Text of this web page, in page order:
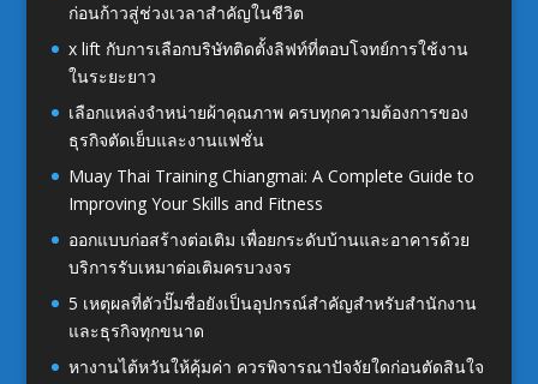
ก่อนก้าวสู่ช่วงเวลาสำคัญในชีวิต
x lift กับการเลือกบริษัทติดตั้งลิฟท์ที่ตอบโจทย์การใช้งาน
ในระยะยาว
เลือกแหล่งจำหน่ายผ้าคุณภาพ ครบทุกความต้องการของ
ธุรกิจตัดเย็บและงานแฟชั่น
Muay Thai Training Chiangmai: A Complete Guide to
Improving Your Skills and Fitness
ออกแบบก่อสร้างต่อเติม เพื่อยกระดับบ้านและอาคารด้วย
บริการรับเหมาต่อเติมครบวงจร
5 เหตุผลที่ตัวปั๊มชื่อยังเป็นอุปกรณ์สำคัญสำหรับสำนักงาน
และธุรกิจทุกขนาด
หางานไต้หวันให้คุ้มค่า ควรพิจารณาปัจจัยใดก่อนตัดสินใจ